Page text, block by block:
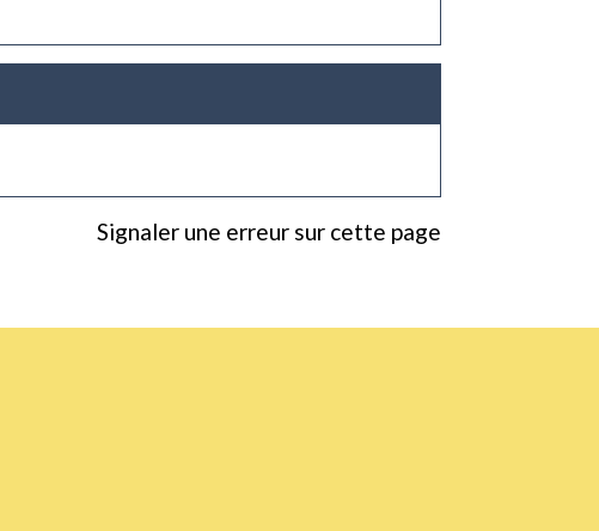
Signaler une erreur sur cette page